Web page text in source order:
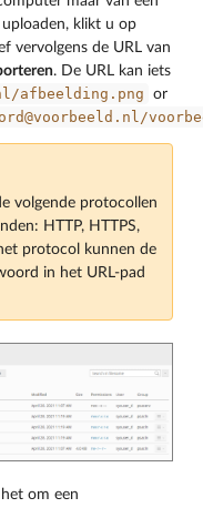
klikt u op
vervolgens de URL van
. De URL kan iets
afbeelding.png or
volgende protocollen
HTTP, HTTPS,
protocol kunnen de
in het URL-pad
om een